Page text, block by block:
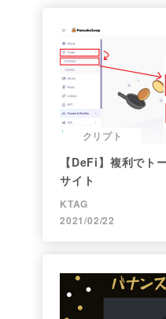
クリプト
【DeFi】複利でト
サイト
KTAG
2021/02/22